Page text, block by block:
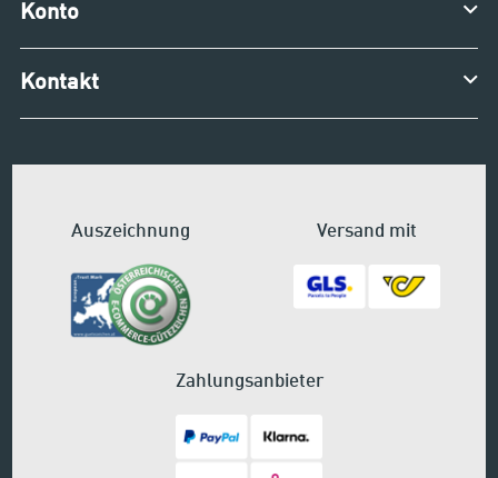
Konto
Kontakt
Auszeichnung Versand mit
Zahlungsanbieter